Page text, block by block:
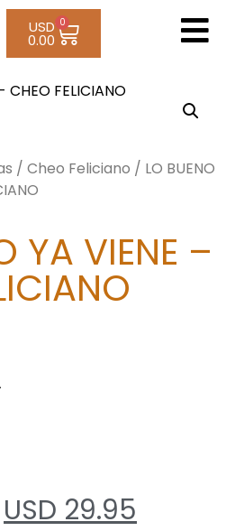
USD
0.00
0
/ Cheo Feliciano / LO BUENO
YA VIENE –
USD 29.95